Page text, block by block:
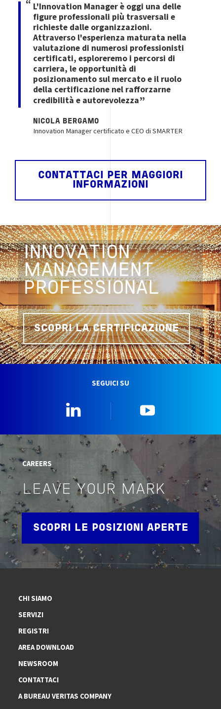
L'Innovation Manager è oggi una delle
figure professionali più trasversali e
richieste dalle organizzazioni.
Attraverso l'esperienza maturata nella
valutazione di numerosi professionisti
certificati, esploreremo i percorsi di
carriera, le opportunità di
posizionamento sul mercato e il ruolo
della certificazione nel rafforzarne
credibilità e autorevolezza
NICOLA BERGAMO
Innovation Manager certificato e CEO di SMARTER
CONTATTACI PER MAGGIORI
INFORMAZIONI
INNOVATION
MANAGEMENT
PROFESSIONAL
SCOPRI LA CERTIFICAZIONE
SEGUICI SU
CAREERS
LEAVE YOUR MARK
SCOPRI LE POSIZIONI APERTE
CHI SIAMO
SERVIZI
REGISTRI
AREA DOWNLOAD
NEWSROOM
CONTATTACI
A BUREAU VERITAS COMPANY